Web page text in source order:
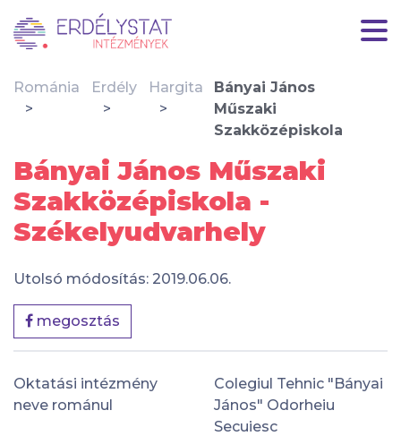
Románia Erdély Hargita
Bányai János
Műszaki
Szakközépiskola
Bányai János Műszaki
Szakközépiskola -
Székelyudvarhely
Utolsó módosítás: 2019.06.06.
megosztás
Oktatási intézmény
neve románul
Colegiul Tehnic "Bányai
János" Odorheiu
Secuiesc